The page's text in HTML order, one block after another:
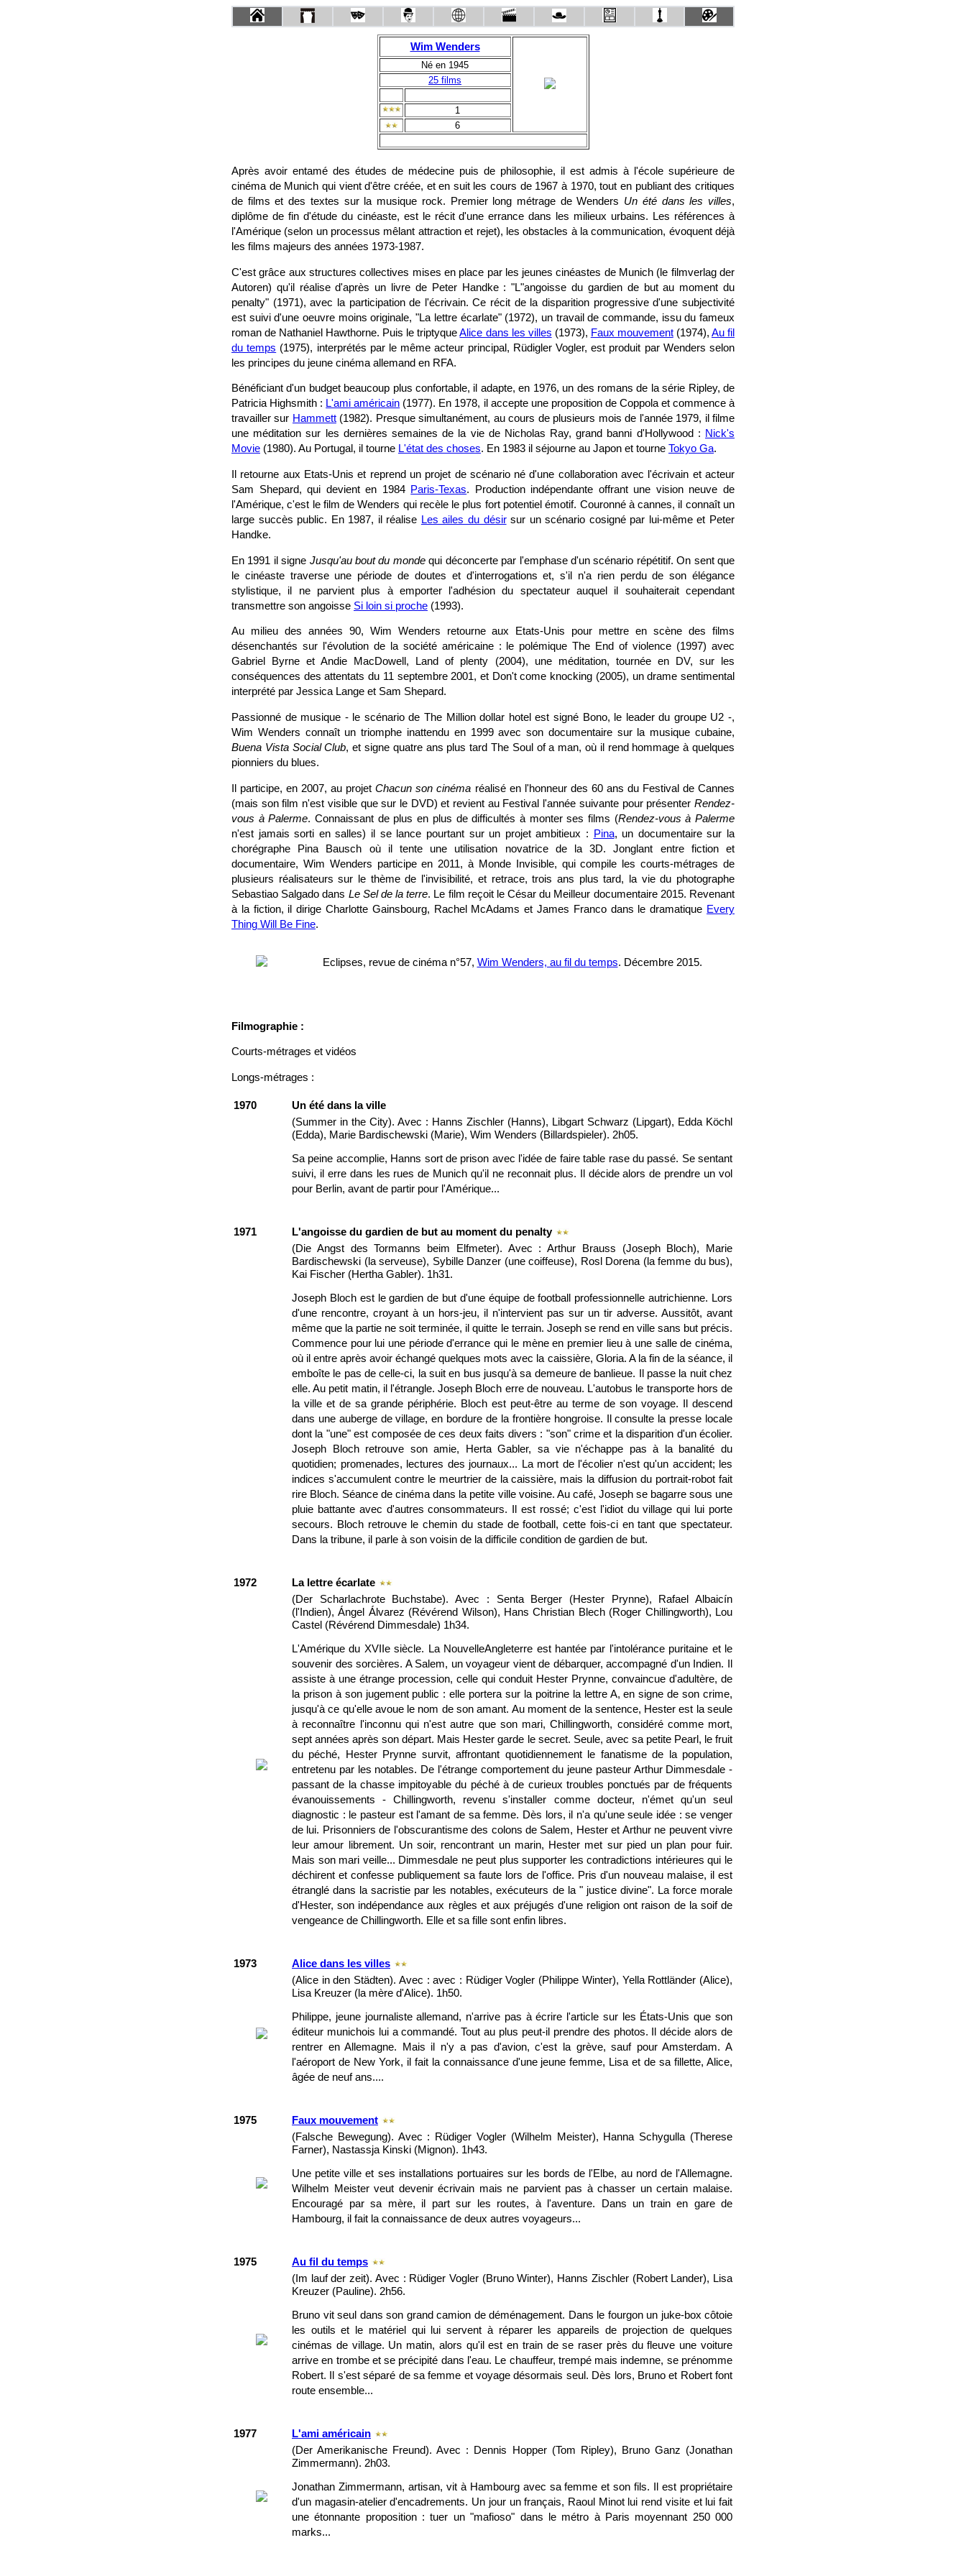
Wim Wenders
Né en 1945
25 films
1
6
Après avoir entamé des études de médecine puis de philosophie, il est admis à l'école supérieure de
cinéma de Munich qui vient d'être créée, et en suit les cours de 1967 à 1970, tout en publiant des critiques
de films et des textes sur la musique rock. Premier long métrage de Wenders Un été dans les villes,
diplôme de fin d'étude du cinéaste, est le récit d'une errance dans les milieux urbains. Les références à
l'Amérique (selon un processus mêlant attraction et rejet), les obstacles à la communication, évoquent déjà
les films majeurs des années 1973-1987.
C'est grâce aux structures collectives mises en place par les jeunes cinéastes de Munich (le filmverlag der
Autoren) qu'il réalise d'après un livre de Peter Handke : "L"angoisse du gardien de but au moment du
penalty" (1971), avec la participation de l'écrivain. Ce récit de la disparition progressive d'une subjectivité
est suivi d'une oeuvre moins originale, "La lettre écarlate" (1972), un travail de commande, issu du fameux
roman de Nathaniel Hawthorne. Puis le triptyqueAlice dans les villes (1973), Faux mouvement(1974), Au fil
du temps (1975), interprétés par le même acteur principal, Rüdigler Vogler, est produit par Wenders selon
les principes du jeune cinéma allemand en RFA.
Bénéficiant d'un budget beaucoup plus confortable, il adapte, en 1976, un des romans de la série Ripley, de
Patricia Highsmith : L'ami américain (1977). En 1978, il accepte une proposition de Coppola et commence à
travailler sur Hammett(1982). Presque simultanément, au cours de plusieurs mois de l'année 1979, il filme
une méditation sur les dernières semaines de la vie de Nicholas Ray, grand banni d'Hollywood : Nick's
Movie (1980). Au Portugal, il tourne L'état des choses. En 1983 il séjourne au Japon et tourne Tokyo Ga.
Il retourne aux Etats-Unis et reprend un projet de scénario né d'une collaboration avec l'écrivain et acteur
Sam Shepard, qui devient en 1984 Paris-Texas. Production indépendante offrant une vision neuve de
l'Amérique, c'est le film de Wenders qui recèle le plus fort potentiel émotif. Couronné à cannes, il connaît un
large succès public. En 1987, il réalise Les ailes du désirsur un scénario cosigné par lui-même et Peter
Handke.
En 1991 il signe Jusqu'au bout du mondequi déconcerte par l'emphase d'un scénario répétitif. On sent que
le cinéaste traverse une période de doutes et d'interrogations et, s'il n'a rien perdu de son élégance
stylistique, il ne parvient plus à emporter l'adhésion du spectateur auquel il souhaiterait cependant
transmettre son angoisse Si loin si proche (1993).
Au milieu des années 90, Wim Wenders retourne aux Etats-Unis pour mettre en scène des films
désenchantés sur l'évolution de la société américaine : le polémique The End of violence (1997) avec
Gabriel Byrne et Andie MacDowell, Land of plenty (2004), une méditation, tournée en DV, sur les
conséquences des attentats du 11 septembre 2001, et Don't come knocking (2005), un drame sentimental
interprété par Jessica Lange et Sam Shepard.
Passionné de musique - le scénario de The Million dollar hotel est signé Bono, le leader du groupe U2 -,
Wim Wenders connaît un triomphe inattendu en 1999 avec son documentaire sur la musique cubaine,
Buena Vista Social Club, et signe quatre ans plus tard The Soul of a man, où il rend hommage à quelques
pionniers du blues.
Il participe, en 2007, au projetChacun son cinéma réalisé en l'honneur des 60 ans du Festival de Cannes
(mais son film n'est visible que sur le DVD) et revient au Festival l'année suivante pour présenter Rendez-
vous à Palerme. Connaissant de plus en plus de difficultés à monter ses films (Rendez-vous à Palerme
n'est jamais sorti en salles) il se lance pourtant sur un projet ambitieux : Pina, un documentaire sur la
chorégraphe Pina Bausch où il tente une utilisation novatrice de la 3D. Jonglant entre fiction et
documentaire, Wim Wenders participe en 2011, à Monde Invisible, qui compile les courts-métrages de
plusieurs réalisateurs sur le thème de l'invisibilité, et retrace, trois ans plus tard, la vie du photographe
Sebastiao Salgado dans Le Sel de la terre. Le film reçoit le César du Meilleur documentaire 2015. Revenant
à la fiction, il dirige Charlotte Gainsbourg, Rachel McAdams et James Franco dans le dramatique Every
Thing Will Be Fine.
Eclipses, revue de cinéma n°57, Wim Wenders, au fil du temps. Décembre 2015.
Filmographie :
Courts-métrages et vidéos
Longs-métrages :
1970
Un été dans la ville
(Summer in the City). Avec : Hanns Zischler (Hanns), Libgart Schwarz (Lipgart), Edda Köchl
(Edda), Marie Bardischewski (Marie), Wim Wenders (Billardspieler). 2h05.
Sa peine accomplie, Hanns sort de prison avec l'idée de faire table rase du passé. Se sentant
suivi, il erre dans les rues de Munich qu'il ne reconnait plus. Il décide alors de prendre un vol
pour Berlin, avant de partir pour l'Amérique...
1971
L'angoisse du gardien de but au moment du penalty
(Die Angst des Tormanns beim Elfmeter). Avec : Arthur Brauss (Joseph Bloch), Marie
Bardischewski (la serveuse), Sybille Danzer (une coiffeuse), Rosl Dorena (la femme du bus),
Kai Fischer (Hertha Gabler). 1h31.
Joseph Bloch est le gardien de but d'une équipe de football professionnelle autrichienne. Lors
d'une rencontre, croyant à un hors-jeu, il n'intervient pas sur un tir adverse. Aussitôt, avant
même que la partie ne soit terminée, il quitte le terrain. Joseph se rend en ville sans but précis.
Commence pour lui une période d'errance qui le mène en premier lieu à une salle de cinéma,
où il entre après avoir échangé quelques mots avec la caissière, Gloria. A la fin de la séance, il
emboîte le pas de celle-ci, la suit en bus jusqu'à sa demeure de banlieue. Il passe la nuit chez
elle. Au petit matin, il l'étrangle. Joseph Bloch erre de nouveau. L'autobus le transporte hors de
la ville et de sa grande périphérie. Bloch est peut-être au terme de son voyage. Il descend
dans une auberge de village, en bordure de la frontière hongroise. Il consulte la presse locale
dont la "une" est composée de ces deux faits divers : "son" crime et la disparition d'un écolier.
Joseph Bloch retrouve son amie, Herta Gabler, sa vie n'échappe pas à la banalité du
quotidien; promenades, lectures des journaux... La mort de l'écolier n'est qu'un accident; les
indices s'accumulent contre le meurtrier de la caissière, mais la diffusion du portrait-robot fait
rire Bloch. Séance de cinéma dans la petite ville voisine. Au café, Joseph se bagarre sous une
pluie battante avec d'autres consommateurs. Il est rossé; c'est l'idiot du village qui lui porte
secours. Bloch retrouve le chemin du stade de football, cette fois-ci en tant que spectateur.
Dans la tribune, il parle à son voisin de la difficile condition de gardien de but.
1972
La lettre écarlate
(Der Scharlachrote Buchstabe). Avec : Senta Berger (Hester Prynne), Rafael Albaicín
(l'Indien), Ángel Álvarez (Révérend Wilson), Hans Christian Blech (Roger Chillingworth), Lou
Castel (Révérend Dimmesdale) 1h34.
L'Amérique du XVIIe siècle. La NouvelleAngleterre est hantée par l'intolérance puritaine et le
souvenir des sorcières. A Salem, un voyageur vient de débarquer, accompagné d'un Indien. Il
assiste à une étrange procession, celle qui conduit Hester Prynne, convaincue d'adultère, de
la prison à son jugement public : elle portera sur la poitrine la lettre A, en signe de son crime,
jusqu'à ce qu'elle avoue le nom de son amant. Au moment de la sentence, Hester est la seule
à reconnaître l'inconnu qui n'est autre que son mari, Chillingworth, considéré comme mort,
sept années après son départ. Mais Hester garde le secret. Seule, avec sa petite Pearl, le fruit
du péché, Hester Prynne survit, affrontant quotidiennement le fanatisme de la population,
entretenu par les notables. De l'étrange comportement du jeune pasteur Arthur Dimmesdale -
passant de la chasse impitoyable du péché à de curieux troubles ponctués par de fréquents
évanouissements - Chillingworth, revenu s'installer comme docteur, n'émet qu'un seul
diagnostic : le pasteur est l'amant de sa femme. Dès lors, il n'a qu'une seule idée : se venger
de lui. Prisonniers de l'obscurantisme des colons de Salem, Hester et Arthur ne peuvent vivre
leur amour librement. Un soir, rencontrant un marin, Hester met sur pied un plan pour fuir.
Mais son mari veille... Dimmesdale ne peut plus supporter les contradictions intérieures qui le
déchirent et confesse publiquement sa faute lors de l'office. Pris d'un nouveau malaise, il est
étranglé dans la sacristie par les notables, exécuteurs de la " justice divine". La force morale
d'Hester, son indépendance aux règles et aux préjugés d'une religion ont raison de la soif de
vengeance de Chillingworth. Elle et sa fille sont enfin libres.
1973
Alice dans les villes
(Alice in den Städten). Avec : avec : Rüdiger Vogler (Philippe Winter), Yella Rottländer (Alice),
Lisa Kreuzer (la mère d'Alice). 1h50.
Philippe, jeune journaliste allemand, n'arrive pas à écrire l'article sur les États-Unis que son
éditeur munichois lui a commandé. Tout au plus peut-il prendre des photos. Il décide alors de
rentrer en Allemagne. Mais il n'y a pas d'avion, c'est la grève, sauf pour Amsterdam. A
l'aéroport de New York, il fait la connaissance d'une jeune femme, Lisa et de sa fillette, Alice,
âgée de neuf ans....
1975
Faux mouvement
(Falsche Bewegung). Avec : Rüdiger Vogler (Wilhelm Meister), Hanna Schygulla (Therese
Farner), Nastassja Kinski (Mignon). 1h43.
Une petite ville et ses installations portuaires sur les bords de l'Elbe, au nord de l'Allemagne.
Wilhelm Meister veut devenir écrivain mais ne parvient pas à chasser un certain malaise.
Encouragé par sa mère, il part sur les routes, à l'aventure. Dans un train en gare de
Hambourg, il fait la connaissance de deux autres voyageurs...
1975
Au fil du temps
(Im lauf der zeit). Avec : Rüdiger Vogler (Bruno Winter), Hanns Zischler (Robert Lander), Lisa
Kreuzer (Pauline). 2h56.
Bruno vit seul dans son grand camion de déménagement. Dans le fourgon un juke-box côtoie
les outils et le matériel qui lui servent à réparer les appareils de projection de quelques
cinémas de village. Un matin, alors qu'il est en train de se raser près du fleuve une voiture
arrive en trombe et se précipité dans l'eau. Le chauffeur, trempé mais indemne, se prénomme
Robert. Il s'est séparé de sa femme et voyage désormais seul. Dès lors, Bruno et Robert font
route ensemble...
1977
L'ami américain
(Der Amerikanische Freund). Avec : Dennis Hopper (Tom Ripley), Bruno Ganz (Jonathan
Zimmermann). 2h03.
Jonathan Zimmermann, artisan, vit à Hambourg avec sa femme et son fils. Il est propriétaire
d'un magasin-atelier d'encadrements. Un jour un français, Raoul Minot lui rend visite et lui fait
une étonnante proposition : tuer un "mafioso" dans le métro à Paris moyennant 250 000
marks...